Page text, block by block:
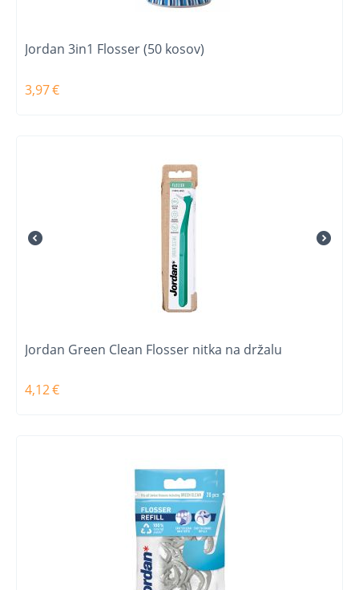
Jordan 3in1 Flosser (50 kosov)
3,97€
Jordan Green Clean Flosser nitka na držalu
4,12€